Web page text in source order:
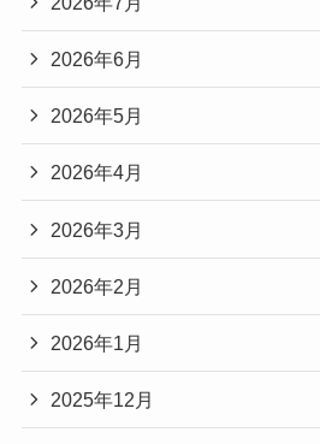
2026年6月
2026年5月
2026年4月
2026年3月
2026年2月
2026年1月
2025年12月